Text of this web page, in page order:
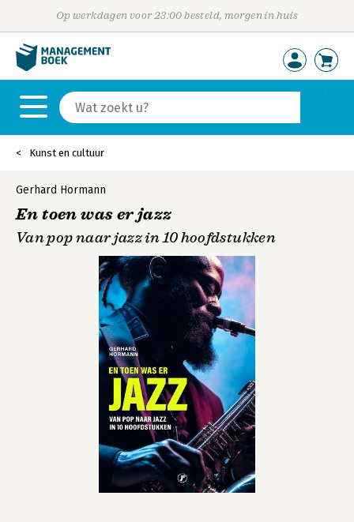
Op werkdagen voor 23:00 besteld, morgen in huis
Kunst en cultuur
Gerhard Hormann
En toen was er jazz
Van pop naar jazz in 10 hoofdstukken